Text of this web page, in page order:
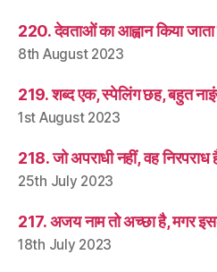
220. देवताओं का आह्वान किया
8th August 2023
219. शब्द एक, स्पेलिंग छह, बहुत
1st August 2023
218. जो अपराधी नहीं, वह निरपराध
25th July 2023
217. अजय नाम तो अच्छा है, मगर
18th July 2023